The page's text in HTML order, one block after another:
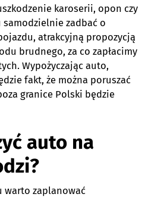
karoserii, opon czy
samodzielnie zadbać o
atrakcyjną propozycją
brudnego, za co zapłacimy
Wypożyczając auto,
fakt, że można poruszać
granice Polski będzie
auto na
warto zaplanować